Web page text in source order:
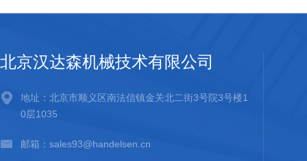
北京汉达森机械技术有限公司
地址：北京市顺义区南法信镇金关北二街3号院3号楼1
0层1035
邮箱：sales93@handelsen.cn